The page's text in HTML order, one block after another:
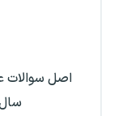
اصل سوالات
سال 1402 (با پاسخ‌نامه